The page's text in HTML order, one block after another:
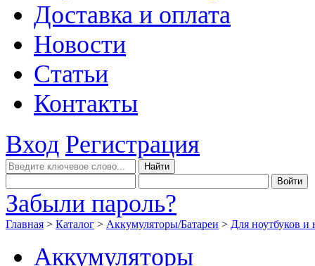
Доставка и оплата
Новости
Статьи
Контакты
Вход Регистрация
Забыли пароль?
Главная > Каталог > Аккумуляторы/Батареи > Для ноутбуков и
Аккумуляторы